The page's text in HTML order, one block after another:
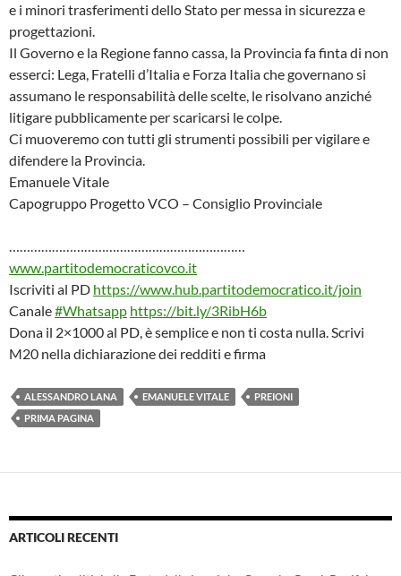
e i minori trasferimenti dello Stato per messa in sicurezza e
progettazioni.
Il Governo e la Regione fanno cassa, la Provincia fa finta di non
esserci: Lega, Fratelli d’Italia e Forza Italia che governano si
assumano le responsabilità delle scelte, le risolvano anziché
litigare pubblicamente per scaricarsi le colpe.
Ci muoveremo con tutti gli strumenti possibili per vigilare e
difendere la Provincia.
Emanuele Vitale
Capogruppo Progetto VCO – Consiglio Provinciale
…………………………………………………………
www.partitodemocraticovco.it
Iscriviti al PD https://www.hub.partitodemocratico.it/join
Canale#Whatsapp https://bit.ly/3RibH6b
Dona il 2×1000 al PD, è semplice e non ti costa nulla. Scrivi
M20 nella dichiarazione dei redditi e firma
ALESSANDRO LANA EMANUELE VITALE
PREIONI
PRIMA PAGINA
ARTICOLI RECENTI